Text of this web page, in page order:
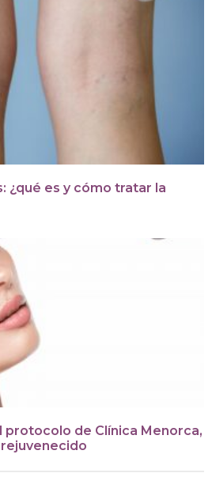
¿qué es y cómo tratar la
protocolo de Clínica Menorca,